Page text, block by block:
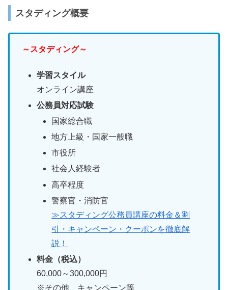
スタディング概要
～スタディング～
学習スタイル
オンライン講座
公務員対応試験
国家総合職
地方上級・国家一般職
市役所
社会人経験者
高卒程度
警察官・消防官
≫スタディング公務員講座の料金＆割
引・キャンペーン・クーポンを徹底解
説！
料金（税込）
60,000～300,000円
※その他、キャンペーン等